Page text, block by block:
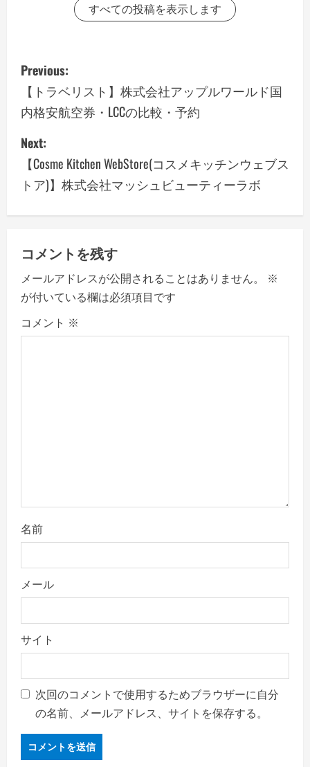
すべての投稿を表示します
P
o
s
t
n
a
i
g
a
Previous:
【トラベリスト】株式会社アップルワールド国
内格安航空券・LCCの比較・予約
Next:
【Cosme Kitchen WebStore(コスメキッチンウェブス
トア)】株式会社マッシュビューティーラボ
コメントを残す
メールアドレスが公開されることはありません。
※
が付いている欄は必須項目です
コメント ※
名前
メール
サイト
次回のコメントで使用するためブラウザーに自分
の名前、メールアドレス、サイトを保存する。